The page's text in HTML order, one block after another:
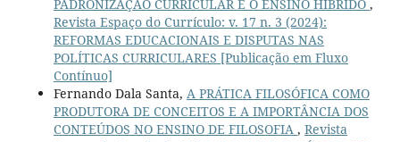
PADRONIZAÇÃO CURRICULAR E O ENSINO HÍBRIDO ,
Revista Espaço do Currículo: v. 17 n. 3 (2024):
REFORMAS EDUCACIONAIS E DISPUTAS NAS
POLÍTICAS CURRICULARES [Publicação em Fluxo
Contínuo]
Fernando Dala Santa, A PRÁTICA FILOSÓFICA COMO
PRODUTORA DE CONCEITOS E A IMPORTÂNCIA DOS
CONTEÚDOS NO ENSINO DE FILOSOFIA , Revista